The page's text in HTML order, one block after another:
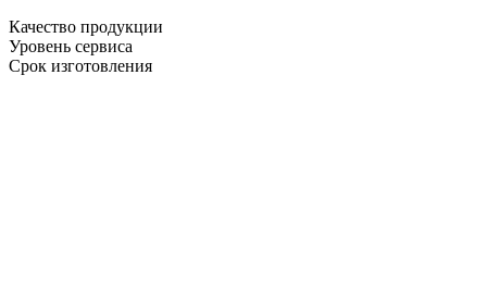
Качество продукции
Уровень сервиса
Срок изготовления